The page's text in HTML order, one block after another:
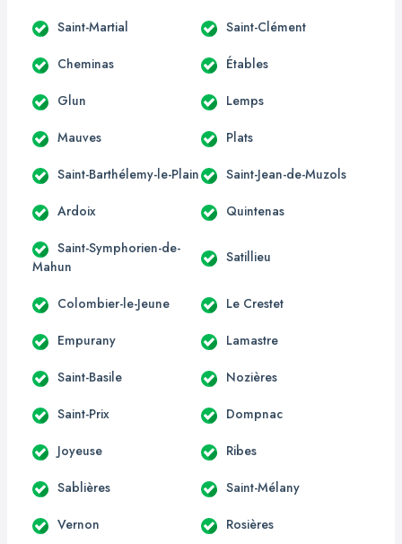
Saint-Martial Saint-Clément
Cheminas Étables
Glun Lemps
Mauves Plats
Saint-Barthélemy-le-Plain Saint-Jean-de-Muzols
Ardoix Quintenas
Saint-Symphorien-de-
Mahun
Satillieu
Colombier-le-Jeune Le Crestet
Empurany Lamastre
Saint-Basile Nozières
Saint-Prix Dompnac
Joyeuse Ribes
Sablières Saint-Mélany
Vernon Rosières